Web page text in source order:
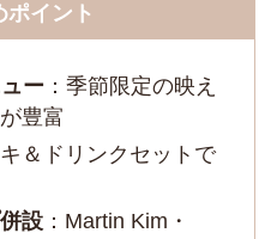
ポイント
ー：季節限定の映え
豊富
＆ドリンクセットで
設：Martin Kim・